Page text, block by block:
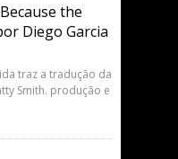
the
Diego Garcia
traz a tradução da
Smith. produção e